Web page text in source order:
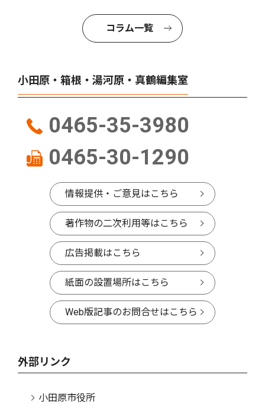
コラム一覧
小田原・箱根・湯河原・真鶴編集室
0465-35-3980
0465-30-1290
情報提供・ご意見はこちら
著作物の二次利用等はこちら
広告掲載はこちら
紙面の設置場所はこちら
Web版記事のお問合せはこちら
外部リンク
小田原市役所